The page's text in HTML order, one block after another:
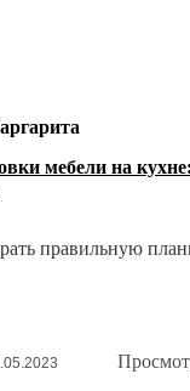
мебели на
правильную
формы помещения, а
фото примерах